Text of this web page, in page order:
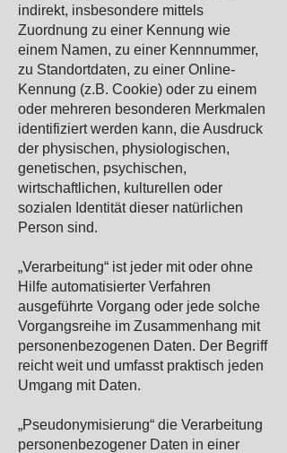
indirekt, insbesondere mittels
Zuordnung zu einer Kennung wie
einem Namen, zu einer Kennnummer,
zu Standortdaten, zu einer Online-
Kennung (z.B. Cookie) oder zu einem
oder mehreren besonderen Merkmalen
identifiziert werden kann, die Ausdruck
der physischen, physiologischen,
genetischen, psychischen,
wirtschaftlichen, kulturellen oder
sozialen Identität dieser natürlichen
Person sind.
„Verarbeitung“ ist jeder mit oder ohne
Hilfe automatisierter Verfahren
ausgeführte Vorgang oder jede solche
Vorgangsreihe im Zusammenhang mit
personenbezogenen Daten. Der Begriff
reicht weit und umfasst praktisch jeden
Umgang mit Daten.
„Pseudonymisierung“ die Verarbeitung
personenbezogener Daten in einer